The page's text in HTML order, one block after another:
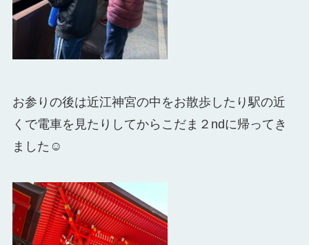
お参りの後は近江神宮の中をお散歩したり駅の近
くで電車を見たりしてからこだま２ndに帰ってき
ました☺